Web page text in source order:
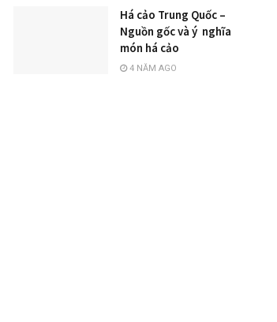
Há cảo Trung Quốc –
Nguồn gốc và ý nghĩa
món há cảo
4 NĂM AGO